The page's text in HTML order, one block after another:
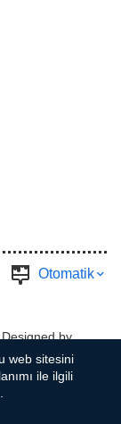
Otomatik
by
Sahibi
web sitesini
ile ilgili